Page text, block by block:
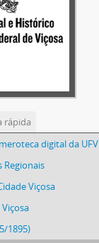
rápida
digital da UFV
Regionais
Viçosa
Viçosa
1895)